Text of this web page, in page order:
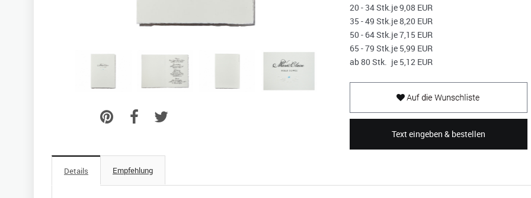
20 - 34 Stk.je 9,08 EUR
35 - 49 Stk.je 8,20 EUR
50 - 64 Stk.je 7,15 EUR
65 - 79 Stk.je 5,99 EUR
ab 80 Stk. je 5,12 EUR
Text eingeben & bestellen
Details Empfehlung